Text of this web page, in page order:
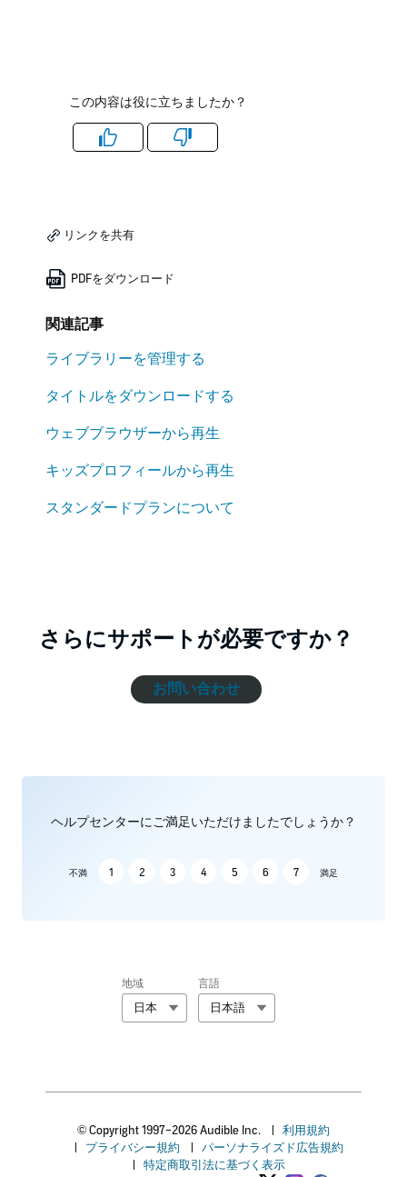
この内容は役に立ちましたか？
Like Dislike
リンクを共有
PDFをダウンロード
関連記事
ライブラリーを管理する
タイトルをダウンロードする
ウェブブラウザーから再生
キッズプロフィールから再生
スタンダードプランについて
さらにサポートが必要ですか？
お問い合わせ
ヘルプセンターにご満足いただけましたでしょうか？
不満 1 2 3 4 5 6 7 満足
地域
日本
言語
日本語
© Copyright 1997–2026 Audible Inc.
利用規約
プライバシー規約
パーソナライズド広告規約
特定商取引法に基づく表示